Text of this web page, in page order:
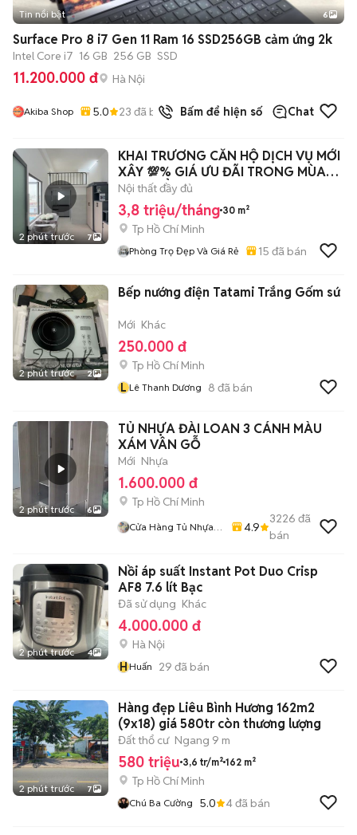
+2
Tin nổi bật 6
Surface Pro 8 i7 Gen 11 Ram 16 SSD256GB cảm ứng 2k
Intel Core i7 16 GB 256 GB SSD
11.200.000 đ Hà Nội
Akiba Shop 5.0 23 đã bán Bấm để hiện số Chat
2 phút trước 7
KHAI TRƯƠNG CĂN HỘ DỊCH VỤ MỚI
XÂY 💯% GIÁ ƯU ĐÃI TRONG MÙA
CAO ĐIỂM
Nội thất đầy đủ
3,8 triệu/tháng 30 m²
Tp Hồ Chí Minh
Phòng Trọ Đẹp Và Giá Rẻ 15 đã bán
2 phút trước 2
Bếp nướng điện Tatami Trắng Gốm sứ
Mới Khác
250.000 đ
Tp Hồ Chí Minh
L Lê Thanh Dương 8 đã bán
2 phút trước 6
TỦ NHỰA ĐÀI LOAN 3 CÁNH MÀU
XÁM VÂN GỖ
Mới Nhựa
1.600.000 đ
Tp Hồ Chí Minh
Cửa Hàng Tủ Nhựa
4.9
3226 đã
bán
2 phút trước 4
Nồi áp suất Instant Pot Duo Crisp
AF8 7.6 lít Bạc
Đã sử dụng Khác
4.000.000 đ
Hà Nội
HHuấn 29 đã bán
2 phút trước 7
Hàng đẹp Liêu Bình Hương 162m2
(9x18) giá 580tr còn thương lượng
Đất thổ cư Ngang 9 m
580 triệu 3,6 tr/m² 162 m²
Tp Hồ Chí Minh
Chú Ba Cường 5.0 4đã bán